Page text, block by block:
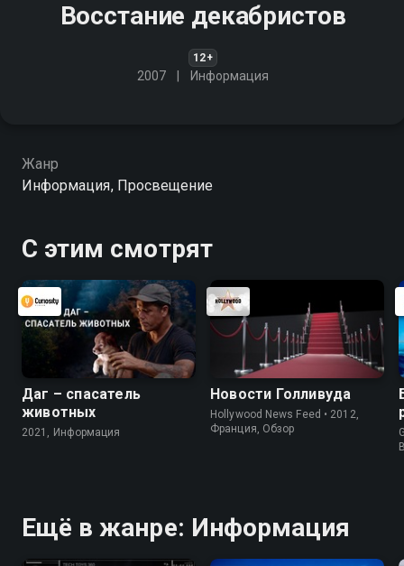
Восстание декабристов
12+
2007 Информация
Жанр
Информация, Просвещение
С этим смотрят
Даг – спасатель
животных
2021, Информация
Новости Голливуда
Hollywood News Feed • 2012,
Франция, Обзор
Ещё в жанре: Информация